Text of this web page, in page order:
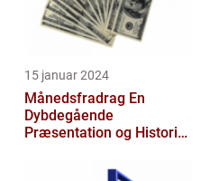
15 januar 2024
Månedsfradrag En
Dybdegående
Præsentation og Historisk